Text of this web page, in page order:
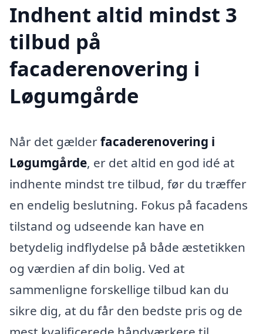
Indhent altid mindst 3
tilbud på
facaderenovering i
Løgumgårde
Når det gælderfacaderenovering i
Løgumgårde, er det altid en god idé at
indhente mindst tre tilbud, før du træffer
en endelig beslutning. Fokus på facadens
tilstand og udseende kan have en
betydelig indflydelse på både æstetikken
og værdien af din bolig. Ved at
sammenligne forskellige tilbud kan du
sikre dig, at du får den bedste pris og de